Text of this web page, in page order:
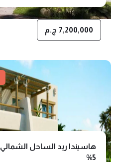
7,200,000 ج.م
5%